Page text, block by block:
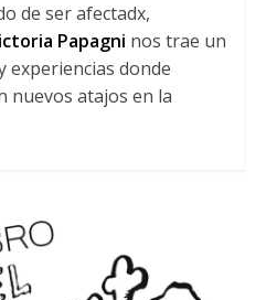
de ser afectadx,
Papagni nos trae un
experiencias donde
nuevos atajos en la